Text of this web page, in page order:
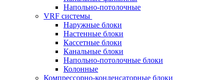
Напольно-потолочные
VRF системы
Наружные блоки
Настенные блоки
Кассетные блоки
Канальные блоки
Напольно-потолочные блоки
Колонные
Компрессорно-конденсаторные блоки